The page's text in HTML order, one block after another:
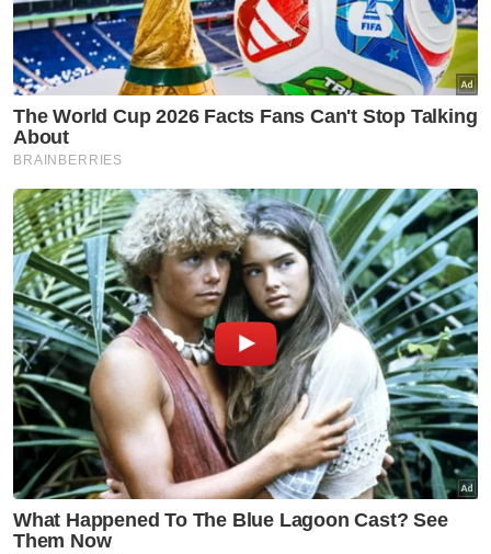
"Dalam tempoh empat hingga lima tahun
akan datang, Malaysia dijangka menjadi hab
pusat data terbesar di ASEAN dengan
inventori keperluan tenaga sekitar kira-kira
empat gigawatt,” katanya.
Beliau berkata, garis panduan itu
kemudiannya akan dibentangkan di